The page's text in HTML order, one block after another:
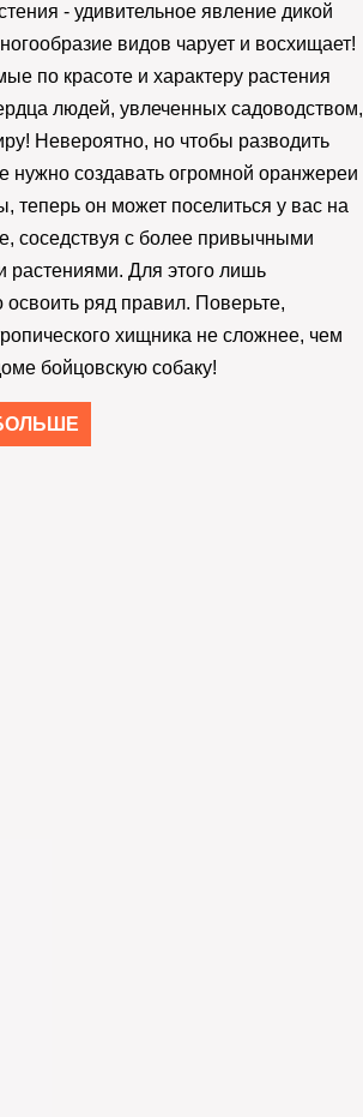
- удивительное явление дикой
видов чарует и восхищает!
по красоте и характеру растения
людей, увлеченных садоводством,
Невероятно, но чтобы разводить
нужно создавать огромной оранжереи
теперь он может поселиться у вас на
соседствуя с более привычными
растениями. Для этого лишь
освоить ряд правил. Поверьте,
хищника не сложнее, чем
бойцовскую собаку!